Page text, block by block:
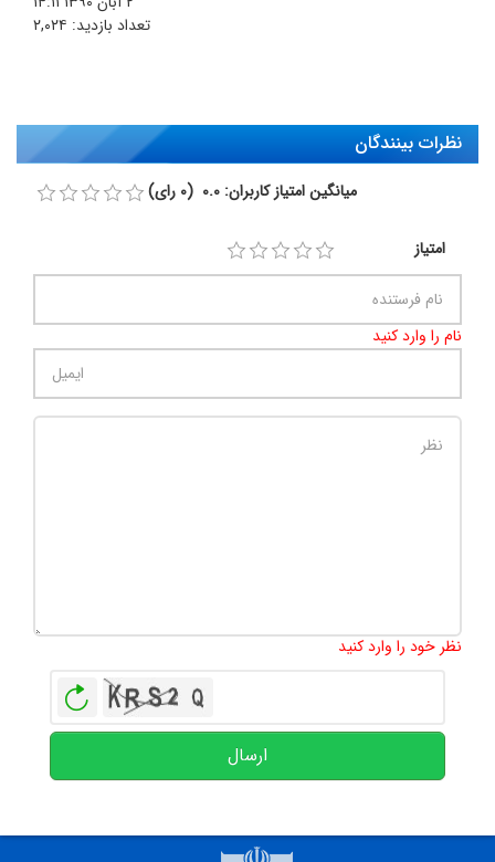
تعداد بازدید: ۲,۰۲۴
نظرات بینندگان
میانگین امتیاز کاربران: 0.0 (0 رای)
امتیاز
نام را وارد کنید
نظر خود را وارد کنید
ارسال